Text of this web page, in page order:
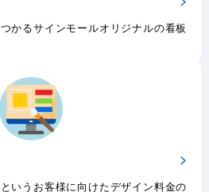
かるサインモールオリジナルの看板
いうお客様に向けたデザイン料金の